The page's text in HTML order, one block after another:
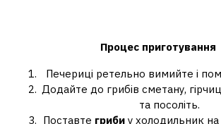
Процес приготування
Печериці ретельно вимийте і
Додайте до грибів сметану,
та посоліть.
Поставте гриби у холодильник